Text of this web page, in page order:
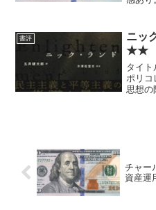
書評
ニッ
★★
タイト
ポリコ
思想の
チャー
資産